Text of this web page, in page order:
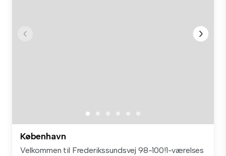
København
Velkommen til Frederikssundsvej 98-100!1-værelses